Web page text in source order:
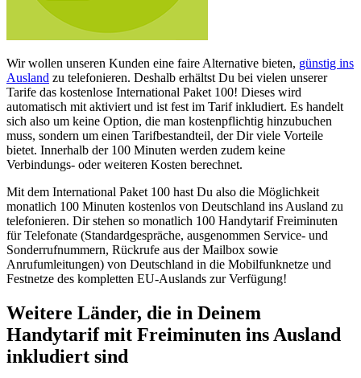
Wir wollen unseren Kunden eine faire Alternative bieten, günstig ins
Ausland zu telefonieren. Deshalb erhältst Du bei vielen unserer
Tarife das kostenlose International Paket 100! Dieses wird
automatisch mit aktiviert und ist fest im Tarif inkludiert. Es handelt
sich also um keine Option, die man kostenpflichtig hinzubuchen
muss, sondern um einen Tarifbestandteil, der Dir viele Vorteile
bietet. Innerhalb der 100 Minuten werden zudem keine
Verbindungs- oder weiteren Kosten berechnet.
Mit dem International Paket 100 hast Du also die Möglichkeit
monatlich 100 Minuten kostenlos von Deutschland ins Ausland zu
telefonieren. Dir stehen so monatlich 100 Handytarif Freiminuten
für Telefonate (Standardgespräche, ausgenommen Service- und
Sonderrufnummern, Rückrufe aus der Mailbox sowie
Anrufumleitungen) von Deutschland in die Mobilfunknetze und
Festnetze des kompletten EU-Auslands zur Verfügung!
Weitere Länder, die in Deinem
Handytarif mit Freiminuten ins Ausland
inkludiert sind